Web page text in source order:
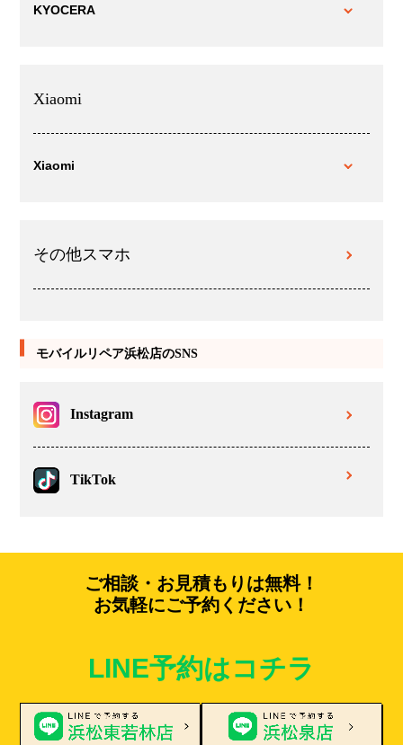
KYOCERA
Xiaomi
Xiaomi
その他スマホ
モバイルリペア浜松店のSNS
Instagram
TikTok
ご相談・お見積もりは無料！
お気軽にご予約ください！
LINE予約はコチラ